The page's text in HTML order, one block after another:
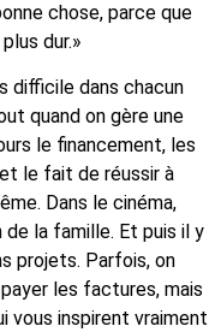
chose, parce que
dur.»
difficile dans chacun
quand on gère une
le financement, les
le fait de réussir à
Dans le cinéma,
la famille. Et puis il y
projets. Parfois, on
les factures, mais
vous inspirent vraiment